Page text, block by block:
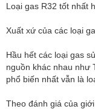
Loại gas R32 tốt nhất
Xuất xứ của các loại
Hầu hết các loại gas
nguồn khác nhau như
phổ biến nhất vẫn là
Theo đánh giá của